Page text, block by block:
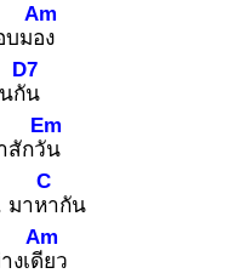
บมอง
Am
กัน
D7
สักวัน
Em
มาหา
C
กัน
งเดีย
Am
ว